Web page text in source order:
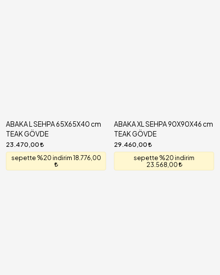
ABAKA L SEHPA 65X65X40 cm
TEAK GÖVDE
23.470,00
sepette %20 indirim 18.776,00
ABAKA XL SEHPA 90X90X46 cm
TEAK GÖVDE
29.460,00
sepette %20 indirim
23.568,00